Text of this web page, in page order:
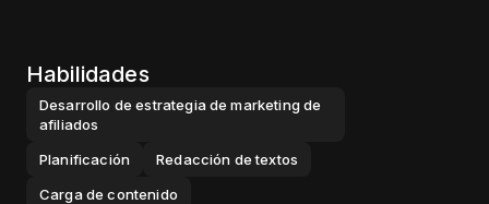
Habilidades
Desarrollo de estrategia de marketing de
afiliados
Planificación
Redacción de textos
Carga de contenido